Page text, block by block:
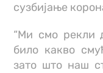
сузбијање
“Ми смо рекли
било какво
зато што наш